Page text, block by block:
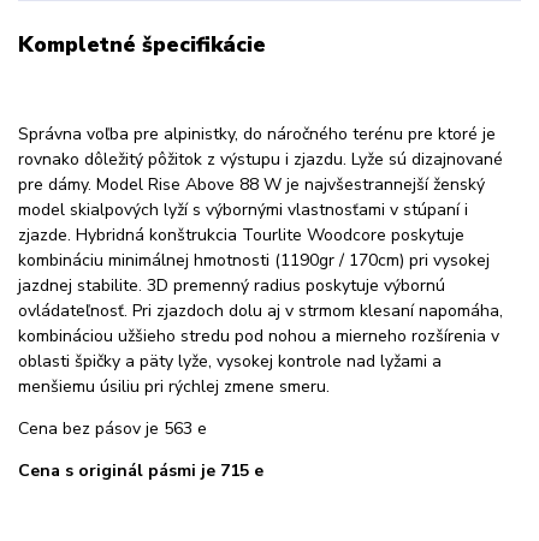
Kompletné špecifikácie
Správna voľba pre alpinistky, do náročného terénu pre ktoré je
rovnako dôležitý pôžitok z výstupu i zjazdu. Lyže sú dizajnované
pre dámy. Model Rise Above 88 W je najvšestrannejší ženský
model skialpových lyží s výbornými vlastnosťami v stúpaní i
zjazde. Hybridná konštrukcia Tourlite Woodcore poskytuje
kombináciu minimálnej hmotnosti (1190gr / 170cm) pri vysokej
jazdnej stabilite. 3D premenný radius poskytuje výbornú
ovládateľnosť. Pri zjazdoch dolu aj v strmom klesaní napomáha,
kombináciou užšieho stredu pod nohou a mierneho rozšírenia v
oblasti špičky a päty lyže, vysokej kontrole nad lyžami a
menšiemu úsiliu pri rýchlej zmene smeru.
Cena bez pásov je 563 e
Cena s originál pásmi je 715 e